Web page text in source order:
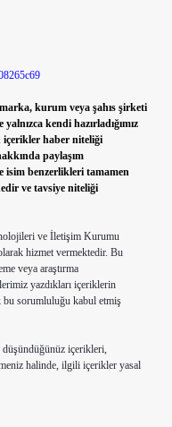
kurum veya şahıs şirketi
kendi hazırladığımız
içerikler haber niteliği
paylaşım
isim benzerlikleri tamamen
ve tavsiye niteliği
ve İletişim Kurumu
hizmet vermektedir. Bu
veya araştırma
yazdıkları içeriklerin
bu sorumluluğu kabul etmiş
düşündüğünüz içerikleri,
halinde, ilgili içerikler yasal